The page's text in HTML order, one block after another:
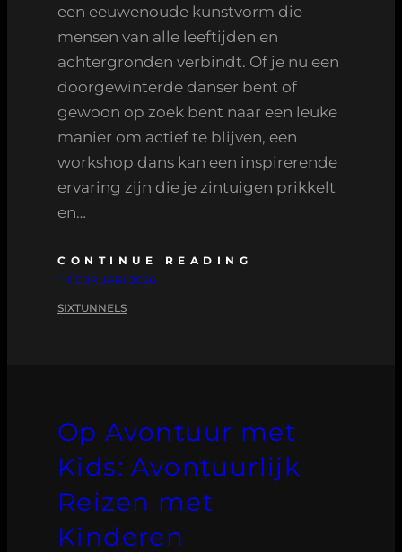
een eeuwenoude kunstvorm die
mensen van alle leeftijden en
achtergronden verbindt. Of je nu een
doorgewinterde danser bent of
gewoon op zoek bent naar een leuke
manier om actief te blijven, een
workshop dans kan een inspirerende
ervaring zijn die je zintuigen prikkelt
en…
CONTINUE READING
11 FEBRUARI 2026
SIXTUNNELS
Op Avontuur met
Kids: Avontuurlijk
Reizen met
Kinderen